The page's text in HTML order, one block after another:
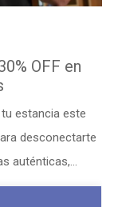
OFF en
estancia este
desconectarte
auténticas,
mereces.